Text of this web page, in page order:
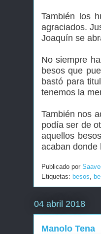
También los
agraciados.
Joaquín se
No siempre
besos que
bastó para
tenemos la
También nos
podía ser de
aquellos
acaban donde
Publicado por
Etiquetas: besos,
04 abril 2018
Manolo Tena